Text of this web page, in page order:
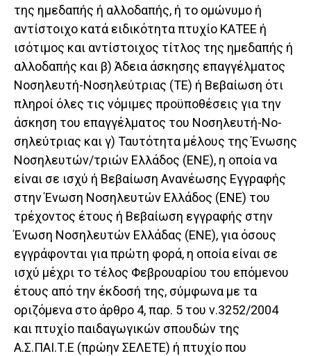
της ημεδαπής ή αλλοδαπής, ή το ομώνυμο ή
αντίστοιχο κατά ειδικότητα πτυχίο ΚΑΤΕΕ ή
ισότιμος και αντίστοιχος τίτλος της ημεδαπής ή
αλλοδαπής και β) Άδεια άσκησης επαγγέλματος
Νοσηλευτή-Νοσηλεύτριας (ΤΕ) ή Βεβαίωση ότι
πληροί όλες τις νόμιμες προϋποθέσεις για την
άσκηση του επαγγέλματος του Νοσηλευτή-Νο-
σηλεύτριας και γ) Ταυτότητα μέλους της Ένωσης
Νοσηλευτών/τριών Ελλάδος (ΕΝΕ), η οποία να
είναι σε ισχύ ή Βεβαίωση Ανανέωσης Εγγραφής
στην Ένωση Νοσηλευτών Ελλάδος (ΕΝΕ) του
τρέχοντος έτους ή Βεβαίωση εγγραφής στην
Ένωση Νοσηλευτών Ελλάδας (ΕΝΕ), για όσους
εγγράφονται για πρώτη φορά, η οποία είναι σε
ισχύ μέχρι το τέλος Φεβρουαρίου του επόμενου
έτους από την έκδοσή της, σύμφωνα με τα
οριζόμενα στο άρθρο 4, παρ. 5 του ν.3252/2004
και πτυχίο παιδαγωγικών σπουδών της
Α.Σ.ΠΑΙ.Τ.Ε (πρώην ΣΕΛΕΤΕ) ή πτυχίο που